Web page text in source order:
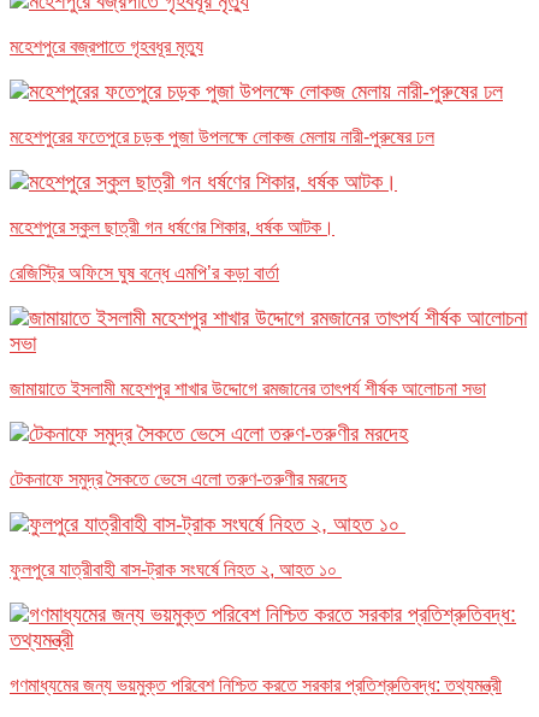
মহেশপুরে বজ্রপাতে গৃহবধূর মৃত্যু
মহেশপুরের ফতেপুরে চড়ক পুজা উপলক্ষে লোকজ মেলায় নারী-পুরুষের ঢল
মহেশপুরে স্কুল ছাত্রী গন ধর্ষণের শিকার, ধর্ষক আটক।
রেজিস্ট্রি অফিসে ঘুষ বন্ধে এমপি’র কড়া বার্তা
জামায়াতে ইসলামী মহেশপুর শাখার উদ্দোগে রমজানের তাৎপর্য শীর্ষক আলোচনা সভা
টেকনাফে সমুদ্র সৈকতে ভেসে এলো তরুণ-তরুণীর মরদেহ
ফুলপুরে যাত্রীবাহী বাস-ট্রাক সংঘর্ষে নিহত ২, আহত ১০
গণমাধ্যমের জন্য ভয়মুক্ত পরিবেশ নিশ্চিত করতে সরকার প্রতিশ্রুতিবদ্ধ: তথ্যমন্ত্রী